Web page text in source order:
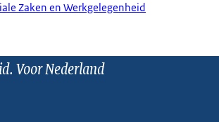
Zaken en Werkgelegenheid
Voor Nederland